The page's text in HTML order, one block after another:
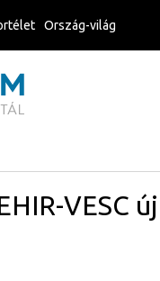
VESC
Ország-világ